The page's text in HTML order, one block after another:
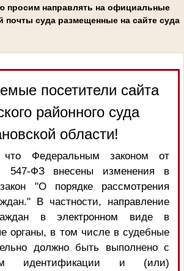
просим направлять на официальные
почты суда размещенные на сайте суда
посетители сайта
районного суда
области!
Федеральным законом от
ФЗ внесены изменения в
"О порядке рассмотрения
В частности, направление
в электронном виде в
органы, в том числе в судебные
должно быть выполнено с
идентификации и (или)